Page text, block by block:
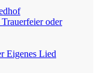
oder
Eigenes Lied